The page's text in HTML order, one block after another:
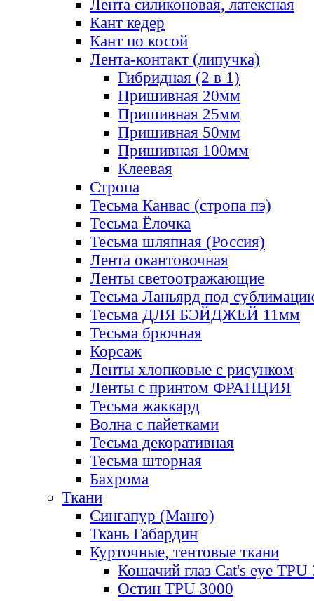
Лента силиконовая, латексная
Кант кедер
Кант по косой
Лента-контакт (липучка)
Гибридная (2 в 1)
Пришивная 20мм
Пришивная 25мм
Пришивная 50мм
Пришивная 100мм
Клеевая
Стропа
Тесьма Канвас (стропа пэ)
Тесьма Ёлочка
Тесьма шляпная (Россия)
Лента окантовочная
Ленты светоотражающие
Тесьма Ланьярд под
Тесьма ДЛЯ БЭЙДЖЕЙ 11мм
Тесьма брючная
Корсаж
Ленты хлопковые с рисунком
Ленты с принтом ФРАНЦИЯ
Тесьма жаккард
Волна с пайетками
Тесьма декоративная
Тесьма шторная
Бахрома
Ткани
Сингапур (Манго)
Ткань Габардин
Курточные, тентовые ткани
Кошачий глаз Cat's eye TPU
Остин TPU 3000